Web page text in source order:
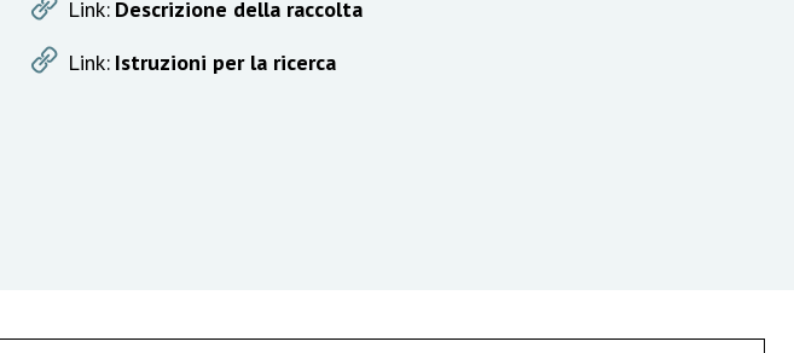
Link: Descrizione della raccolta
Link: Istruzioni per la ricerca